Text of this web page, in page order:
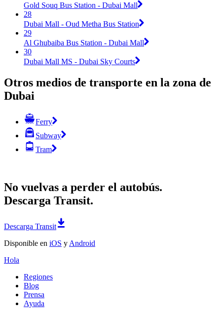
Gold Souq Bus Station - Dubai Mall
28
Dubai Mall - Oud Metha Bus Station
29
Al Ghubaiba Bus Station - Dubai Mall
30
Dubai Mall MS - Dubai Sky Courts
Otros medios de transporte en la zona de
Dubai
Ferry
Subway
Tram
No vuelvas a perder el autobús.
Descarga Transit.
Descarga Transit
Disponible en iOS y Android
Hola
Regiones
Blog
Prensa
Ayuda